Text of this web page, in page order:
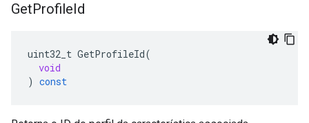
GetProfileId
uint32_t GetProfileId(
void
) const